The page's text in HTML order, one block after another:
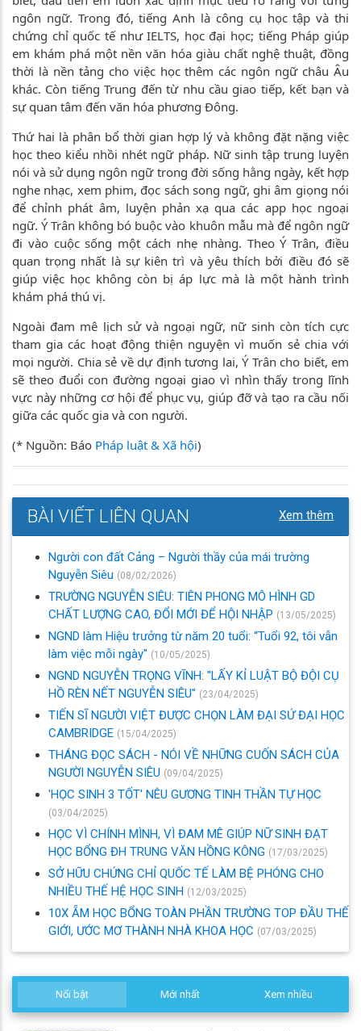
ngôn ngữ. Trong đó, tiếng Anh là công cụ học tập và thi
chứng chỉ quốc tế như IELTS, học đại học; tiếng Pháp giúp
em khám phá một nền văn hóa giàu chất nghệ thuật, đồng
thời là nền tảng cho việc học thêm các ngôn ngữ châu Âu
khác. Còn tiếng Trung đến từ nhu cầu giao tiếp, kết bạn và
sự quan tâm đến văn hóa phương Đông.
Thứ hai là phân bổ thời gian hợp lý và không đặt nặng việc
học theo kiểu nhồi nhét ngữ pháp. Nữ sinh tập trung luyện
nói và sử dụng ngôn ngữ trong đời sống hằng ngày, kết hợp
nghe nhạc, xem phim, đọc sách song ngữ, ghi âm giọng nói
để chỉnh phát âm, luyện phản xạ qua các app học ngoại
ngữ. Ý Trân không bó buộc vào khuôn mẫu mà để ngôn ngữ
đi vào cuộc sống một cách nhẹ nhàng. Theo Ý Trân, điều
quan trọng nhất là sự kiên trì và yêu thích bởi điều đó sẽ
giúp việc học không còn bị áp lực mà là một hành trình
khám phá thú vị.
Ngoài đam mê lịch sử và ngoại ngữ, nữ sinh còn tích cực
tham gia các hoạt động thiện nguyện vì muốn sẻ chia với
mọi người. Chia sẻ về dự định tương lai, Ý Trân cho biết, em
sẽ theo đuổi con đường ngoại giao vì nhìn thấy trong lĩnh
vực này những cơ hội để phục vụ, giúp đỡ và tạo ra cầu nối
giữa các quốc gia và con người.
(* Nguồn: Báo Pháp luật & Xã hội)
BÀI VIẾT LIÊN QUAN Xem thêm
Người con đất Cảng – Người thầy của mái trường
Nguyễn Siêu (08/02/2026)
TRƯỜNG NGUYỄN SIÊU: TIÊN PHONG MÔ HÌNH GD
CHẤT LƯỢNG CAO, ĐỔI MỚI ĐỂ HỘI NHẬP (13/05/2025)
NGND làm Hiệu trưởng từ năm 20 tuổi: “Tuổi 92, tôi vẫn
làm việc mỗi ngày" (10/05/2025)
NGND NGUYỄN TRỌNG VĨNH: "LẤY KỈ LUẬT BỘ ĐỘI CỤ
HỒ RÈN NẾT NGUYỄN SIÊU" (23/04/2025)
TIẾN SĨ NGƯỜI VIỆT ĐƯỢC CHỌN LÀM ĐẠI SỨ ĐẠI HỌC
CAMBRIDGE (15/04/2025)
THÁNG ĐỌC SÁCH - NÓI VỀ NHỮNG CUỐN SÁCH CỦA
NGƯỜI NGUYỄN SIÊU (09/04/2025)
'HỌC SINH 3 TỐT' NÊU GƯƠNG TINH THẦN TỰ HỌC
(03/04/2025)
HỌC VÌ CHÍNH MÌNH, VÌ ĐAM MÊ GIÚP NỮ SINH ĐẠT
HỌC BỔNG ĐH TRUNG VĂN HỒNG KÔNG (17/03/2025)
SỞ HỮU CHỨNG CHỈ QUỐC TẾ LÀM BỆ PHÓNG CHO
NHIỀU THẾ HỆ HỌC SINH (12/03/2025)
10X ẴM HỌC BỔNG TOÀN PHẦN TRƯỜNG TOP ĐẦU THẾ
GIỚI, ƯỚC MƠ THÀNH NHÀ KHOA HỌC (07/03/2025)
Nổi bật Mới nhất Xem nhiều